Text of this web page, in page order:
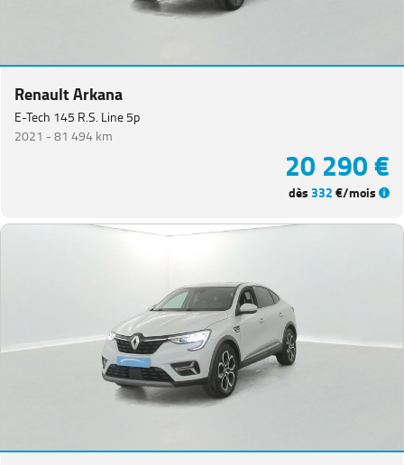
Renault Arkana
E-Tech 145 R.S. Line 5p
2021 -81 494 km
20 290 €
dès332€/mois